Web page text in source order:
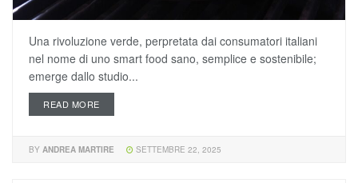
Una rivoluzione verde, perpretata dai consumatori italiani
nel nome di uno smart food sano, semplice e sostenibile;
emerge dallo studio...
READ MORE
BY ANDREA MARTIRE SETTEMBRE 22, 2025